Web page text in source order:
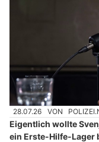
28.07.26 VON
Eigentlich wollte
ein Erste-Hilfe-Lager